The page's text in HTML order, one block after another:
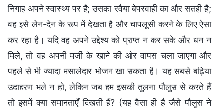
निगाह अपने स्वास्थ्य पर है; उसका रवैया बेपरवाही का और सतही है;
वह इसे लेन-देन के रूप में देखता है और चापलूसी करने के लिए ऐसा
कर रहा है। यदि वह अपने उद्देश्य को प्राप्त न कर सके और धन न
मिले, तो वह अपनी मर्जी के खाने की ओर वापस चला जाएगा और
पहले से भी ज्यादा मसालेदार भोजन खा सकता है। यह सबसे बढ़िया
उदाहरण भले न हो, लेकिन जब हम इसकी तुलना पौलुस से करते हैं
तो इसमें क्या समानताएँ दिखती हैं? (यह वैसा ही है जैसे पौलुस ने